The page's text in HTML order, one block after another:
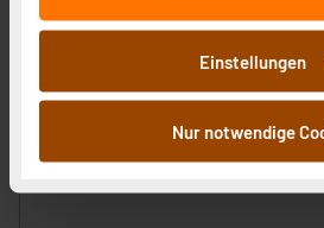
wir Informationen zu Ihrer
an unsere Partner für soziale
Analysen weiter. Unsere Partner
Informationen möglicherweise mit
zusammen, die Sie ihnen
sie im Rahmen Ihrer Nutzung der
stimmen Sie sowohl dem
Einstellungen
Nur notwendige
RELTECH Mechanischer
Artikel-Nr. 258096